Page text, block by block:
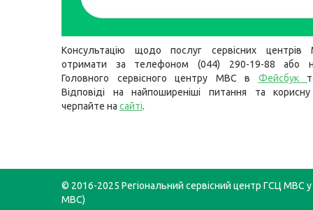
Консультацію щодо послуг сервісних
отримати за телефоном (044) 290-19-88 або
Головного сервісного центру МВС в Фейсбук
Відповіді на найпоширеніші питання та
черпайте на сайті.
© 2016-2025 Регіональний сервісний центр ГСЦ МВС у
МВС)